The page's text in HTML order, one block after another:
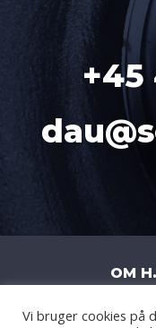
+45
OM
H.
Vi bruger cookies på